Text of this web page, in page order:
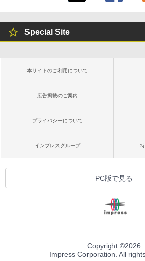
Special Site
本サイトのご利用について
広告掲載のご案内
プライバシーについて
インプレスグループ
PC版で見る
Copyright ©2026
Impress Corporation. All